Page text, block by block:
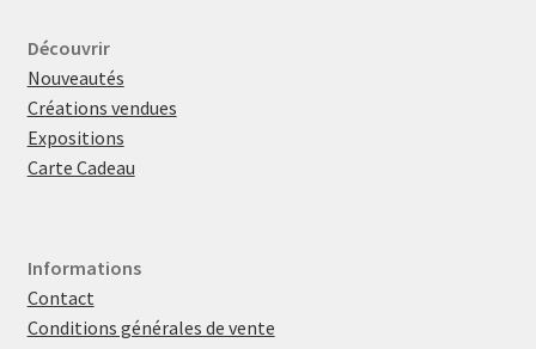
Découvrir
Nouveautés
Créations vendues
Expositions
Carte Cadeau
Informations
Contact
Conditions générales de vente